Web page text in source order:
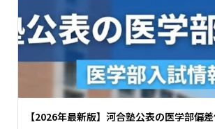
【2026年最新版】河合塾公表の医学部偏